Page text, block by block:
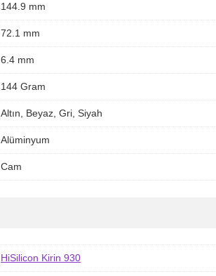
144.9 mm
72.1 mm
6.4 mm
144 Gram
Altın, Beyaz, Gri, Siyah
Alüminyum
Cam
HiSilicon Kirin 930